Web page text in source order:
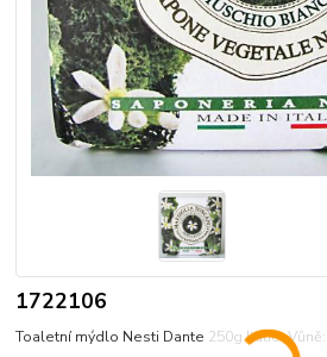
1722106
Toaletní mýdlo Nesti Dante 250g Itálie.